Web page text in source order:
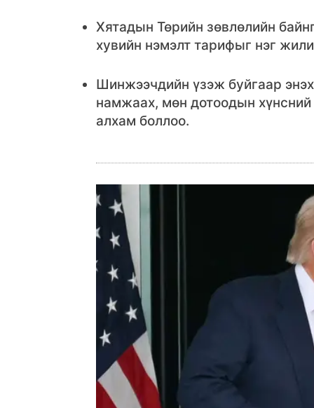
Хятадын Төрийн зөвлөлийн
хувийн нэмэлт тарифыг нэг
Шинжээчдийн үзэж буйгаар
намжаах, мөн дотоодын хүнсний
алхам боллоо.